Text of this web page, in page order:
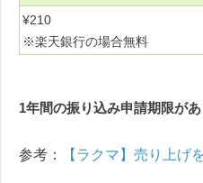
¥210
※楽天銀行の場合無料
1年間の振り込み申請期限があ
参考： 【ラクマ】売り上げ